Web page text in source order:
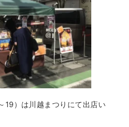
19）は川越まつりにて出店い